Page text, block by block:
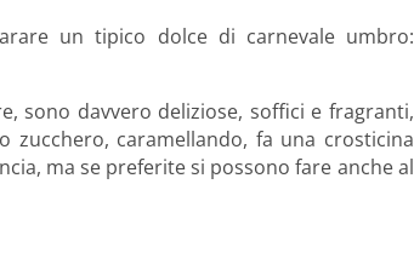
un tipico dolce di carnevale umbro:
sono davvero deliziose, soffici e fragranti,
caramellando, fa una crosticina
ma se preferite si possono fare anche al